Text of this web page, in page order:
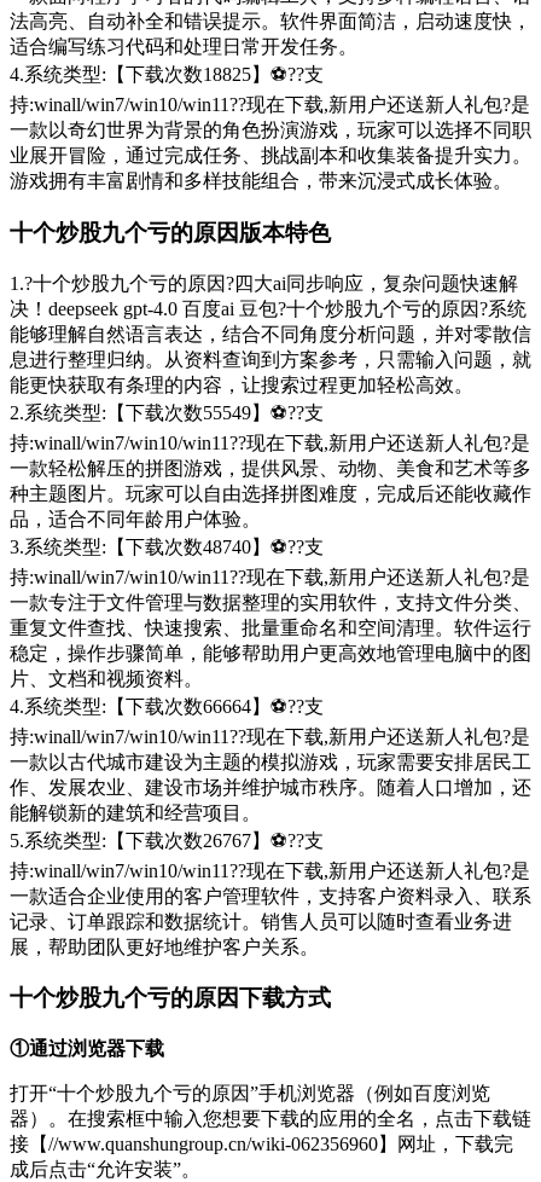
法高亮、自动补全和错误提示。软件界面简洁，启动速度快，
适合编写练习代码和处理日常开发任务。
4.系统类型:【下载次数18825】⚽??支
持:winall/win7/win10/win11??现在下载,新用户还送新人礼包?是
一款以奇幻世界为背景的角色扮演游戏，玩家可以选择不同职
业展开冒险，通过完成任务、挑战副本和收集装备提升实力。
游戏拥有丰富剧情和多样技能组合，带来沉浸式成长体验。
十个炒股九个亏的原因版本特色
1.?十个炒股九个亏的原因?四大ai同步响应，复杂问题快速解
决！deepseek gpt-4.0 百度ai 豆包?十个炒股九个亏的原因?系统
能够理解自然语言表达，结合不同角度分析问题，并对零散信
息进行整理归纳。从资料查询到方案参考，只需输入问题，就
能更快获取有条理的内容，让搜索过程更加轻松高效。
2.系统类型:【下载次数55549】⚽??支
持:winall/win7/win10/win11??现在下载,新用户还送新人礼包?是
一款轻松解压的拼图游戏，提供风景、动物、美食和艺术等多
种主题图片。玩家可以自由选择拼图难度，完成后还能收藏作
品，适合不同年龄用户体验。
3.系统类型:【下载次数48740】⚽??支
持:winall/win7/win10/win11??现在下载,新用户还送新人礼包?是
一款专注于文件管理与数据整理的实用软件，支持文件分类、
重复文件查找、快速搜索、批量重命名和空间清理。软件运行
稳定，操作步骤简单，能够帮助用户更高效地管理电脑中的图
片、文档和视频资料。
4.系统类型:【下载次数66664】⚽??支
持:winall/win7/win10/win11??现在下载,新用户还送新人礼包?是
一款以古代城市建设为主题的模拟游戏，玩家需要安排居民工
作、发展农业、建设市场并维护城市秩序。随着人口增加，还
能解锁新的建筑和经营项目。
5.系统类型:【下载次数26767】⚽??支
持:winall/win7/win10/win11??现在下载,新用户还送新人礼包?是
一款适合企业使用的客户管理软件，支持客户资料录入、联系
记录、订单跟踪和数据统计。销售人员可以随时查看业务进
展，帮助团队更好地维护客户关系。
十个炒股九个亏的原因下载方式
①通过浏览器下载
打开“十个炒股九个亏的原因”手机浏览器（例如百度浏览
器）。在搜索框中输入您想要下载的应用的全名，点击下载链
接【//www.quanshungroup.cn/wiki-062356960】网址，下载完
成后点击“允许安装”。